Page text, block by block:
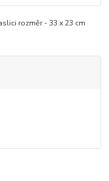
rozměr - 33 x 23 cm